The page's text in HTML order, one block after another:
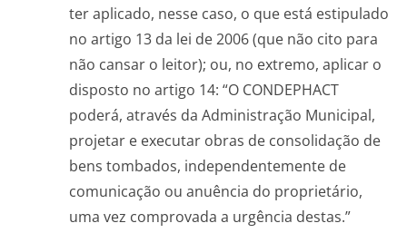
ter aplicado, nesse caso, o que está estipulado
no artigo 13 da lei de 2006 (que não cito para
não cansar o leitor); ou, no extremo, aplicar o
disposto no artigo 14: “O CONDEPHACT
poderá, através da Administração Municipal,
projetar e executar obras de consolidação de
bens tombados, independentemente de
comunicação ou anuência do proprietário,
uma vez comprovada a urgência destas.”